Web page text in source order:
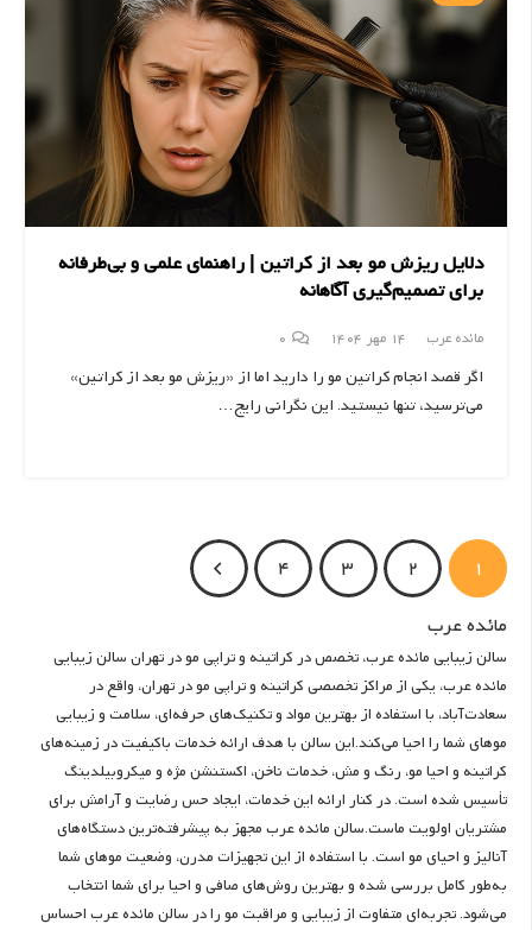
دلایل ریزش مو بعد از کراتین | راهنمای علمی و بی‌طرفانه
برای تصمیم‌گیری آگاهانه
مائده عرب 14 مهر 1404 0
اگر قصد انجام کراتین مو را دارید اما از «ریزش مو بعد از کراتین»
می‌ترسید، تنها نیستید. این نگرانی رایج…
1
2
3
4
مائده عرب
سالن زیبایی مائده عرب، تخصص در کراتینه و تراپی مو در تهران سالن زیبایی
مائده عرب، یکی از مراکز تخصصی کراتینه و تراپی مو در تهران، واقع در
سعادت‌آباد، با استفاده از بهترین مواد و تکنیک‌های حرفه‌ای، سلامت و زیبایی
موهای شما را احیا می‌کند.این سالن با هدف ارائه خدمات باکیفیت در زمینه‌های
کراتینه و احیا مو، رنگ و مش، خدمات ناخن، اکستنشن مژه و میکروبیلدینگ
تأسیس شده است. در کنار ارائه این خدمات، ایجاد حس رضایت و آرامش برای
مشتریان اولویت ماست.سالن مائده عرب مجهز به پیشرفته‌ترین دستگاه‌های
آنالیز و احیای مو است. با استفاده از این تجهیزات مدرن، وضعیت موهای شما
به‌طور کامل بررسی شده و بهترین روش‌های صافی و احیا برای شما انتخاب
می‌شود. تجربه‌ای متفاوت از زیبایی و مراقبت مو را در سالن مائده عرب احساس